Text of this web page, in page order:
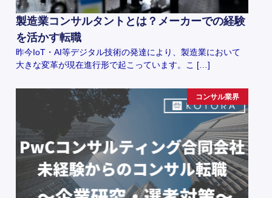
製造業コンサルタントとは？メーカーでの経験
を活かす転職
昨今IoT・AI等デジタル技術の発達により、製造業において
大きな変革が現在進行形で起こっています。こ […]
コンサル業界